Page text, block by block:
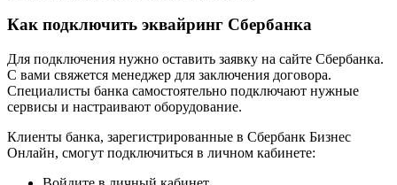
Как подключить эквайринг Сбербанка
Для подключения нужно оставить заявку на сайте Сбербанка.
С вами свяжется менеджер для заключения договора.
Специалисты банка самостоятельно подключают нужные
сервисы и настраивают оборудование.
Клиенты банка, зарегистрированные в Сбербанк Бизнес
Онлайн, смогут подключиться в личном кабинете: